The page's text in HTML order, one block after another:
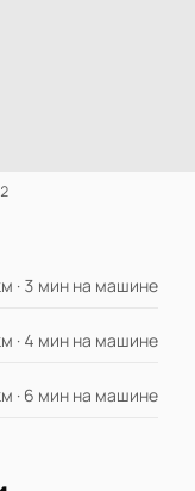
· 3 мин на машине
· 4 мин на машине
· 6 мин на машине